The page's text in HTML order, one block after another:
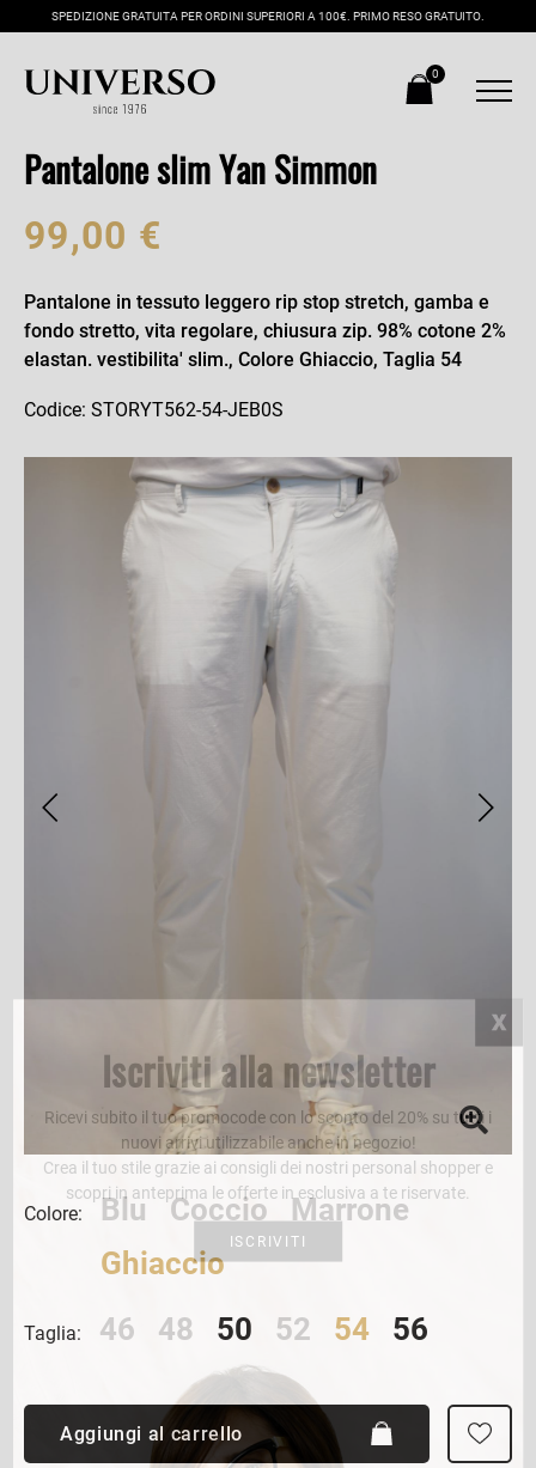
SPEDIZIONE GRATUITA PER ORDINI SUPERIORI A 100€. PRIMO RESO GRATUITO.
0
Pantalone slim Yan Simmon
99,00 €
Pantalone in tessuto leggero rip stop stretch, gamba e
fondo stretto, vita regolare, chiusura zip. 98% cotone 2%
elastan. vestibilita' slim., Colore Ghiaccio, Taglia 54
Codice: STORYT562-54-JEB0S
Colore: Blu Coccio
Marrone
Ghiaccio
Taglia: 46 48 50 52 54 56
Aggiungi al carrello
Iscriviti alla newsletter
Ricevi subito il tuo promocode con lo sconto del 20% su tutti i
nuovi arrivi utilizzabile anche in negozio!
Crea il tuo stile grazie ai consigli dei nostri personal shopper e
scopri in anteprima le offerte in esclusiva a te riservate.
ISCRIVITI